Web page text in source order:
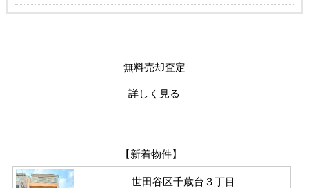
無料売却査定
詳しく見る
【新着物件】
世田谷区千歳台３丁目